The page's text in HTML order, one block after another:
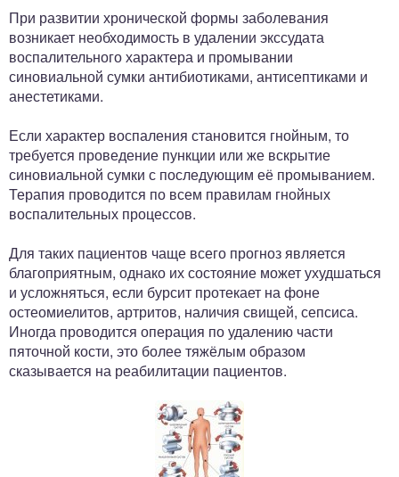
При развитии хронической формы заболевания
возникает необходимость в удалении экссудата
воспалительного характера и промывании
синовиальной сумки антибиотиками, антисептиками и
анестетиками.
Если характер воспаления становится гнойным, то
требуется проведение пункции или же вскрытие
синовиальной сумки с последующим её промыванием.
Терапия проводится по всем правилам гнойных
воспалительных процессов.
Для таких пациентов чаще всего прогноз является
благоприятным, однако их состояние может ухудшаться
и усложняться, если бурсит протекает на фоне
остеомиелитов, артритов, наличия свищей, сепсиса.
Иногда проводится операция по удалению части
пяточной кости, это более тяжёлым образом
сказывается на реабилитации пациентов.